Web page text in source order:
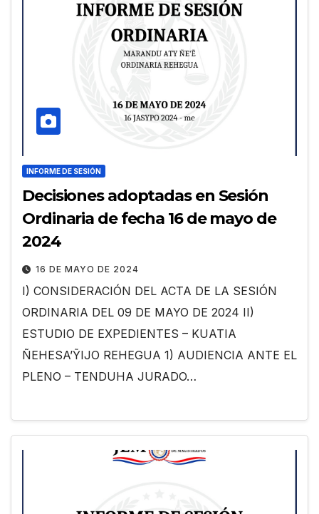
INFORME DE SESIÓN
Decisiones adoptadas en Sesión
Ordinaria de fecha 16 de mayo de
2024
16 DE MAYO DE 2024
I) CONSIDERACIÓN DEL ACTA DE LA SESIÓN
ORDINARIA DEL 09 DE MAYO DE 2024 II)
ESTUDIO DE EXPEDIENTES – KUATIA
ÑEHESA’ỸIJO REHEGUA 1) AUDIENCIA ANTE EL
PLENO – TENDUHA JURADO…